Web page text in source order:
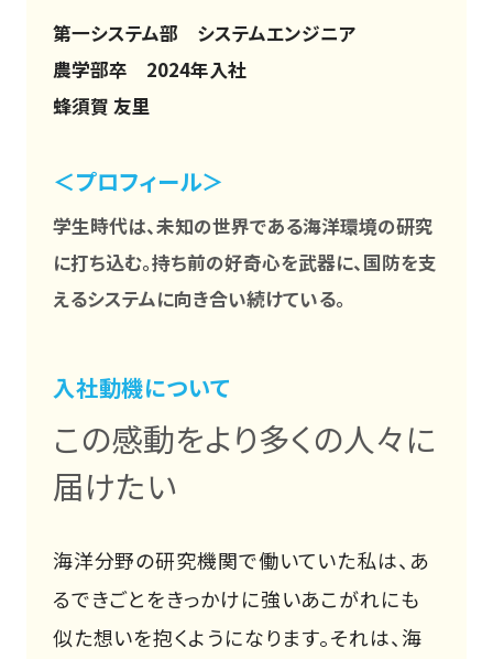
第一システム部 システムエンジニア
農学部卒 2024年入社
蜂須賀 友里
＜プロフィール＞
学生時代は、未知の世界である海洋環境の研究
に打ち込む。持ち前の好奇心を武器に、国防を支
えるシステムに向き合い続けている。
入社動機について
この感動をより多くの人々に
届けたい
海洋分野の研究機関で働いていた私は、あ
るできごとをきっかけに強いあこがれにも
似た想いを抱くようになります。それは、海